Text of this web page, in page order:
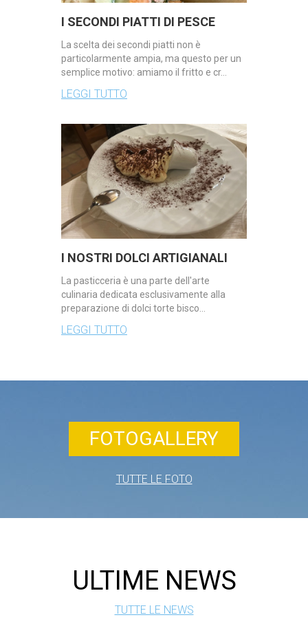
I SECONDI PIATTI DI PESCE
La scelta dei secondi piatti non è
particolarmente ampia, ma questo per un
semplice motivo: amiamo il fritto e cr…
LEGGI TUTTO
I NOSTRI DOLCI ARTIGIANALI
La pasticceria è una parte dell'arte
culinaria dedicata esclusivamente alla
preparazione di dolci torte bisco…
LEGGI TUTTO
FOTOGALLERY
TUTTE LE FOTO
ULTIME NEWS
TUTTE LE NEWS